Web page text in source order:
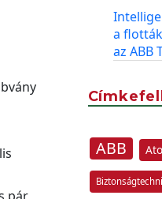
a
az ABB
ABB